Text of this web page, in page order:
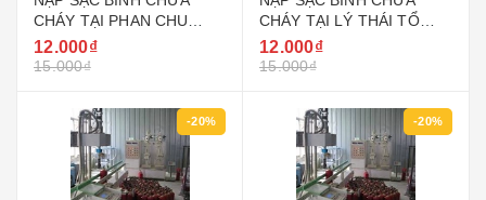
CHÁY TẠI PHAN CHU
TRINH QUẬN HOÀN KIẾM
12.000₫
15.000₫
CHÁY TẠI LÝ THÁI TỔ
QUẬN HOÀN KIẾM
12.000₫
15.000₫
-20% -20%